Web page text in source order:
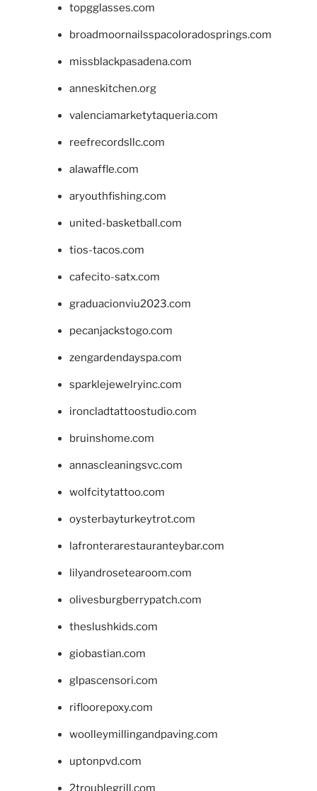
topgglasses.com
broadmoornailsspacoloradosprings.com
missblackpasadena.com
anneskitchen.org
valenciamarketytaqueria.com
reefrecordsllc.com
alawaffle.com
aryouthfishing.com
united-basketball.com
tios-tacos.com
cafecito-satx.com
graduacionviu2023.com
pecanjackstogo.com
zengardendayspa.com
sparklejewelryinc.com
ironcladtattoostudio.com
bruinshome.com
annascleaningsvc.com
wolfcitytattoo.com
oysterbayturkeytrot.com
lafronterarestauranteybar.com
lilyandrosetearoom.com
olivesburgberrypatch.com
theslushkids.com
giobastian.com
glpascensori.com
rifloorepoxy.com
woolleymillingandpaving.com
uptonpvd.com
2troublegrill.com